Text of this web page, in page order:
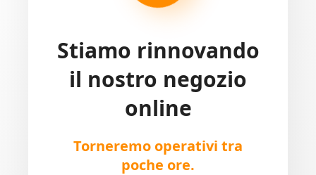
Stiamo rinnovando
il nostro negozio
online
Torneremo operativi tra
poche ore.